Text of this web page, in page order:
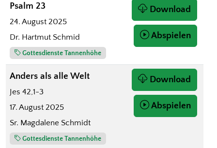
Psalm 23
24. August 2025
Dr. Hartmut Schmid
Gottesdienste Tannenhöhe
Download
Abspielen
Anders als alle Welt
Jes 42,1-3
17. August 2025
Sr. Magdalene Schmidt
Gottesdienste Tannenhöhe
Download
Abspielen